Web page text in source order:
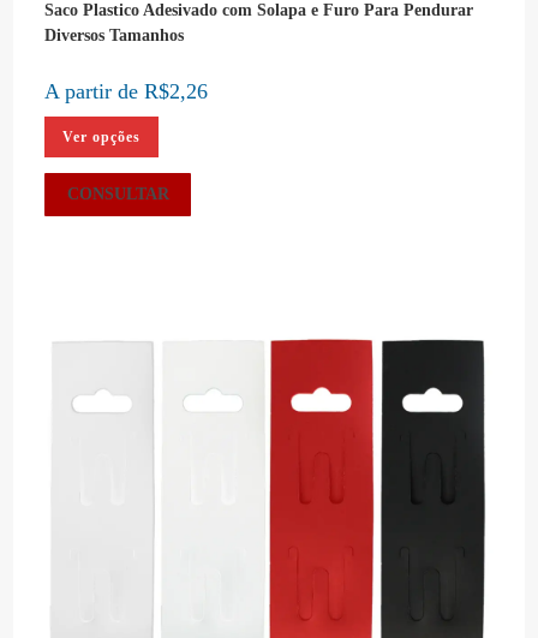
Saco Plastico Adesivado com Solapa e Furo Para Pendurar
Diversos Tamanhos
A partir deR$2,26
Ver opções
tem
várias
variantes.
CONSULTAR